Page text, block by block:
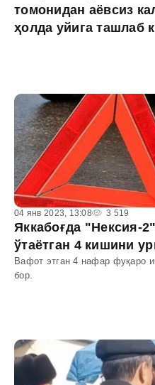
томонидан аёвсиз
ҳолда уйига ташлаб
04 янв 2023, 13:08 3 519
Яккабоғда "Некcия-
ўтаётган 4 кишини
Вафот этган 4 нафар фуқаро
бор.